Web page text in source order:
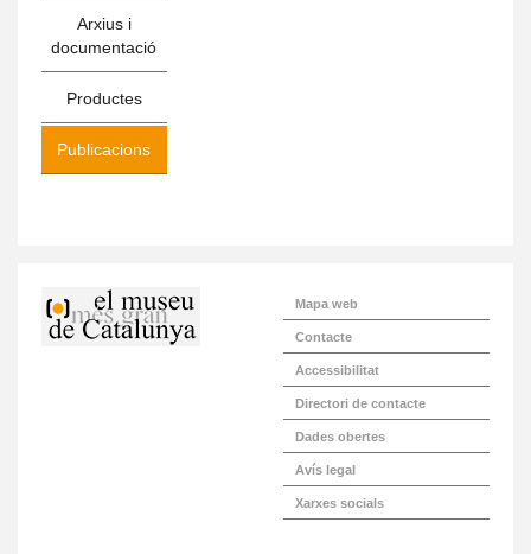
Arxius i
documentació
Productes
Publicacions
Mapa web
Contacte
Accessibilitat
Directori de contacte
Dades obertes
Avís legal
Xarxes socials